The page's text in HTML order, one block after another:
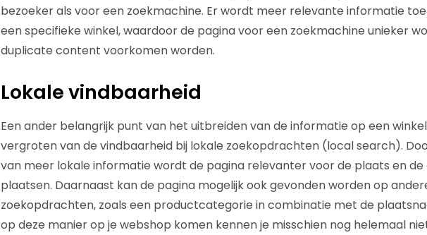
bezoeker als voor een zoekmachine. Er wordt meer relevante informatie
een specifieke winkel, waardoor de pagina voor een zoekmachine unieker
duplicate content voorkomen worden.
Lokale vindbaarheid
Een ander belangrijk punt van het uitbreiden van de informatie op een
vergroten van de vindbaarheid bij lokale zoekopdrachten (local search).
van meer lokale informatie wordt de pagina relevanter voor de plaats en de
plaatsen. Daarnaast kan de pagina mogelijk ook gevonden worden op
zoekopdrachten, zoals een productcategorie in combinatie met de
op deze manier op je webshop komen kennen je misschien nog helemaal